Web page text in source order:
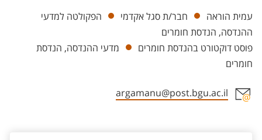
יחידות
עמית הוראה חבר/ת סגל אקדמי
הפקולטה למדעי
ההנדסה, הנדסת חומרים
פוסט דוקטורט בהנדסת חומרים
מדעי ההנדסה, הנדסת
חומרים
argamanu@post.bgu.ac.il